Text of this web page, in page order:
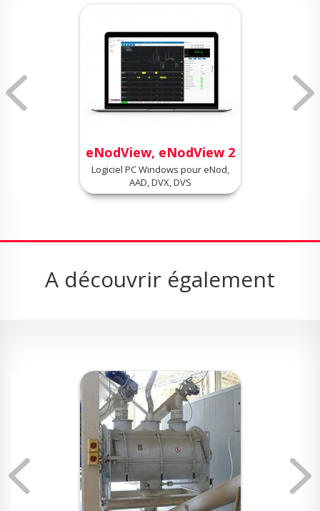
eNodView, eNodView 2
Logiciel PC Windows pour eNod,
AAD, DVX, DVS
A découvrir également